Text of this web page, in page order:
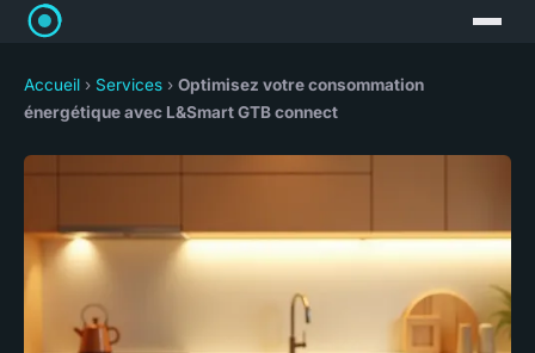
Accueil › Services › Optimisez votre consommation
énergétique avec L&Smart GTB connect